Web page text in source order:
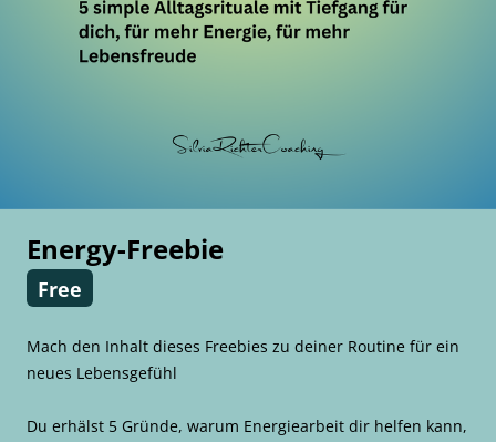
Energy-Freebie
Free
Mach den Inhalt dieses Freebies zu deiner Routine für ein
neues Lebensgefühl
Du erhälst 5 Gründe, warum Energiearbeit dir helfen kann,